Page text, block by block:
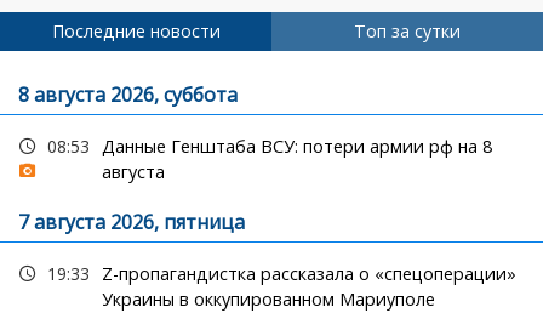
Последние новости Топ за сутки
8 августа 2026, суббота
08:53 Данные Генштаба ВСУ: потери армии рф на 8
августа
7 августа 2026, пятница
19:33
Z-пропагандистка рассказала о «спецоперации»
Украины в оккупированном Мариуполе